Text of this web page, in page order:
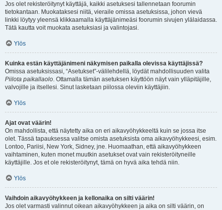
Jos olet rekisteröitynyt käyttäjä, kaikki asetuksesi tallennetaan foorumin
tietokantaan. Muokataksesi niitä, vieraile omissa asetuksissa, johon vievä
linkki löytyy yleensä klikkaamalla käyttäjänimeäsi foorumin sivujen ylälaidassa.
Tätä kautta voit muokata asetuksiasi ja valintojasi.
Ylös
Kuinka estän käyttäjänimeni näkymisen paikalla olevissa käyttäjissä?
Omissa asetuksissasi, “Asetukset”-välilehdellä, löydät mahdollisuuden valita
Piilota paikallaolo. Ottamalla tämän asetuksen käyttöön näyt vain ylläpitäjille,
valvojille ja itsellesi. Sinut lasketaan piilossa oleviin käyttäjiin.
Ylös
Ajat ovat väärin!
On mahdollista, että näytetty aika on eri aikavyöhykkeeltä kuin se jossa itse
olet. Tässä tapauksessa valitse omista asetuksista oma aikavyöhykkeesi, esim.
Lontoo, Pariisi, New York, Sidney, jne. Huomaathan, että aikavyöhykkeen
vaihtaminen, kuten monet muutkin asetukset ovat vain rekisteröityneille
käyttäjille. Jos et ole rekisteröitynyt, tämä on hyvä aika tehdä niin.
Ylös
Vaihdoin aikavyöhykkeen ja kellonaika on silti väärin!
Jos olet varmasti valinnut oikean aikavyöhykkeen ja aika on silti väärin, on